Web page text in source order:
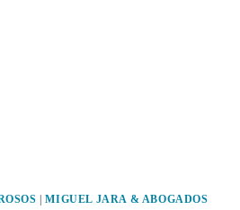
|MIGUEL JARA & ABOGADOS